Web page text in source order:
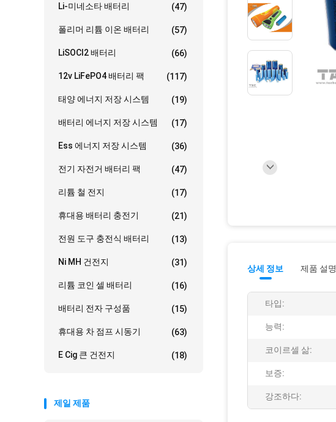
Li-미네소타 배터리 (47)
폴리머 리튬 이온 배터리 (57)
LiSOCl2 배터리 (66)
12v LiFePO4 배터리 팩 (117)
태양 에너지 저장 시스템 (19)
배터리 에너지 저장 시스템 (17)
Ess 에너지 저장 시스템 (36)
전기 자전거 배터리 팩 (47)
리튬 철 전지 (17)
휴대용 배터리 충전기 (21)
전원 도구 충전식 배터리 (13)
Ni MH 건전지 (31)
리튬 코인 셀 배터리 (16)
배터리 전자 구성품 (15)
휴대용 차 점프 시동기 (63)
E Cig 큰 건전지 (18)
제일 제품
상세 정보 제품 설명
타입:
능력:
코이르셀 삶:
보증:
강조하다: